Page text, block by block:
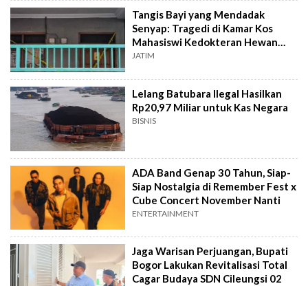
Tangis Bayi yang Mendadak
Senyap: Tragedi di Kamar Kos
Mahasiswi Kedokteran Hewan
Surabaya
JATIM
Lelang Batubara Ilegal Hasilkan
Rp20,97 Miliar untuk Kas Negara
BISNIS
ADA Band Genap 30 Tahun, Siap-
Siap Nostalgia di Remember Fest x
Cube Concert November Nanti
ENTERTAINMENT
Jaga Warisan Perjuangan, Bupati
Bogor Lakukan Revitalisasi Total
Cagar Budaya SDN Cileungsi 02